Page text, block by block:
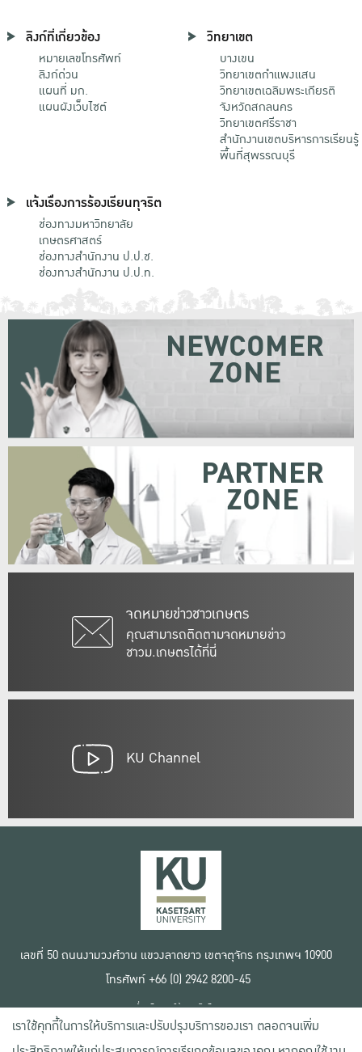
ลิงก์ที่เกี่ยวข้อง
หมายเลขโทรศัพท์
ลิงก์ด่วน
แผนที่ มก.
แผนผังเว็บไซต์
วิทยาเขต
บางเขน
วิทยาเขตกําแพงแสน
วิทยาเขตเฉลิมพระเกียรติ
จังหวัดสกลนคร
วิทยาเขตศรีราชา
สำนักงานเขตบริหารการเรียนรู้
พื้นที่สุพรรณบุรี
แจ้งเรื่องการร้องเรียนทุจริต
ช่องทางมหาวิทยาลัย
เกษตรศาสตร์
ช่องทางสำนักงาน ป.ป.ช.
ช่องทางสำนักงาน ป.ป.ท.
จดหมายข่าวชาวเกษตร
คุณสามารถติดตามจดหมายข่าว
ชาวม.เกษตรได้ที่นี่
NEWCOMER
ZONE
PARTNER
ZONE
KU Channel
เลขที่ 50 ถนนงามวงศ์วาน แขวงลาดยาว เขตจตุจักร กรุงเทพฯ 10900
โทรศัพท์ +66 (0) 2942 8200-45
เงื่อนไขการใช้งานเว็บไซต์
ข้อตกลงด้านสิทธิ์ใช้งาน
นโยบายความเป็นส่วนตัว
เราใช้คุกกี้ในการให้บริการและปรับปรุงบริการของเรา ตลอดจนเพิ่ม